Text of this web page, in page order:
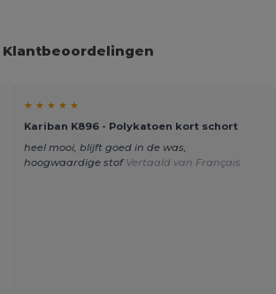
Klantbeoordelingen
★ ★ ★ ★ ★
Kariban K896 - Polykatoen kort schort
heel mooi, blijft goed in de was,
hoogwaardige stof Vertaald van Français